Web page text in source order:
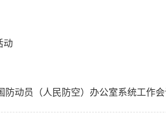
动
动员（人民防空）办公室系统工作会